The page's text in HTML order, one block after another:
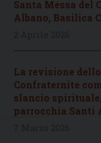
Santa Messa del
Albano, Basilica
La revisione
Confraternite
slancio
parrocchia Santi